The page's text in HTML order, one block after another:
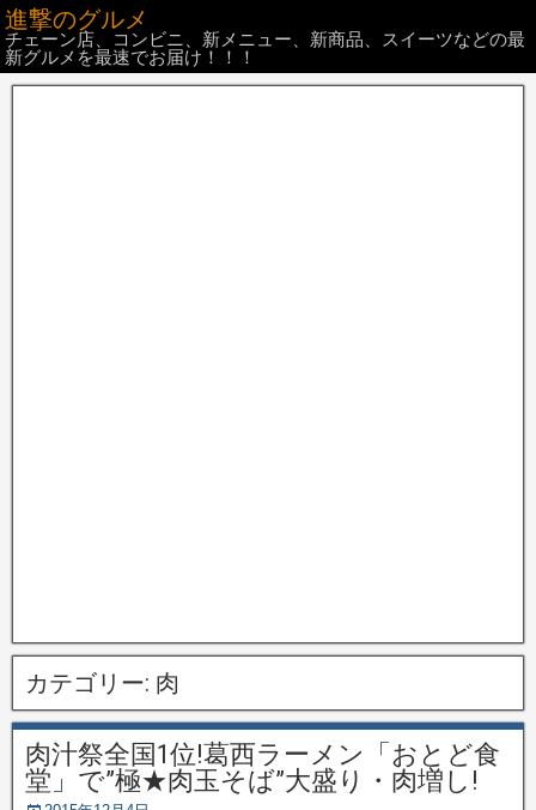
進撃のグルメ
チェーン店、コンビニ、新メニュー、新商品、スイーツなどの最
新グルメを最速でお届け！！！
カテゴリー: 肉
肉汁祭全国1位!葛西ラーメン「おとど食
堂」で”極★肉玉そば”大盛り・肉増し!